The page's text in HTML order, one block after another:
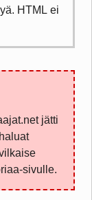
HTML ei
jätti
sivulle.